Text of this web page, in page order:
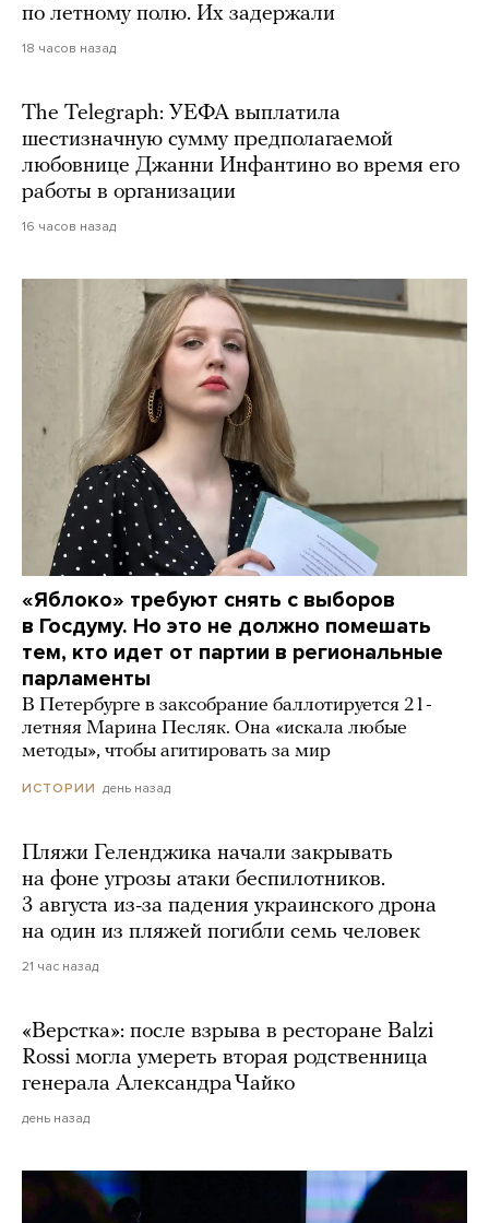
по летному полю. Их задержали
18 часов назад
The Telegraph: УЕФА выплатила
шестизначную сумму предполагаемой
любовнице Джанни Инфантино во время его
работы в организации
16 часов назад
«Яблоко» требуют снять с выборов
в Госдуму. Но это не должно помешать
тем, кто идет от партии в региональные
парламенты
В Петербурге в заксобрание баллотируется 21-
летняя Марина Песляк. Она «искала любые
методы», чтобы агитировать за мир
ИСТОРИИ день назад
Пляжи Геленджика начали закрывать
на фоне угрозы атаки беспилотников.
3 августа из-за падения украинского дрона
на один из пляжей погибли семь человек
21 час назад
«Верстка»: после взрыва в ресторане Balzi
Rossi могла умереть вторая родственница
генерала Александра Чайко
день назад